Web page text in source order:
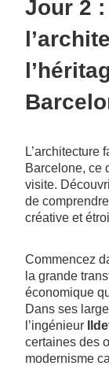
Jour 2
L’architecture
Barcelone, ce
visite.
de
créative et
Commencez
la grande
économique
Dans ses
l’ingénieur
certaines des
modernisme